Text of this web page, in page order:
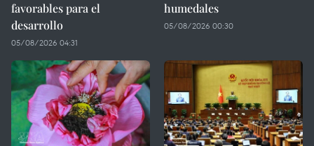
favorables para el
desarrollo
05/08/2026 04:31
humedales
05/08/2026 00:30